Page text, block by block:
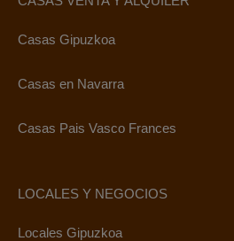
Casas Gipuzkoa
Casas en Navarra
Casas Pais Vasco Frances
LOCALES Y NEGOCIOS
Locales Gipuzkoa